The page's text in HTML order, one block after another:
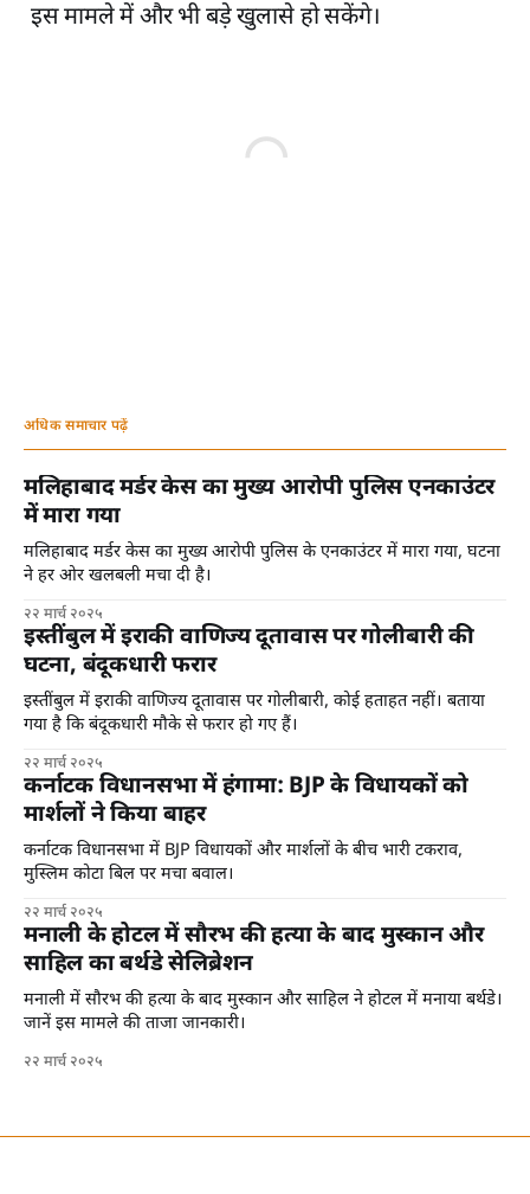
इस मामले में और भी बड़े खुलासे हो सकेंगे।
अधिक समाचार पढ़ें
मलिहाबाद मर्डर केस का मुख्य आरोपी पुलिस एनकाउंटर
में मारा गया
मलिहाबाद मर्डर केस का मुख्य आरोपी पुलिस के एनकाउंटर में मारा गया, घटना
ने हर ओर खलबली मचा दी है।
२२ मार्च २०२५
इस्तींबुल में इराकी वाणिज्य दूतावास पर गोलीबारी की
घटना, बंदूकधारी फरार
इस्तींबुल में इराकी वाणिज्य दूतावास पर गोलीबारी, कोई हताहत नहीं। बताया
गया है कि बंदूकधारी मौके से फरार हो गए हैं।
२२ मार्च २०२५
कर्नाटक विधानसभा में हंगामा: BJP के विधायकों को
मार्शलों ने किया बाहर
कर्नाटक विधानसभा में BJP विधायकों और मार्शलों के बीच भारी टकराव,
मुस्लिम कोटा बिल पर मचा बवाल।
२२ मार्च २०२५
मनाली के होटल में सौरभ की हत्या के बाद मुस्कान और
साहिल का बर्थडे सेलिब्रेशन
मनाली में सौरभ की हत्या के बाद मुस्कान और साहिल ने होटल में मनाया बर्थडे।
जानें इस मामले की ताजा जानकारी।
२२ मार्च २०२५